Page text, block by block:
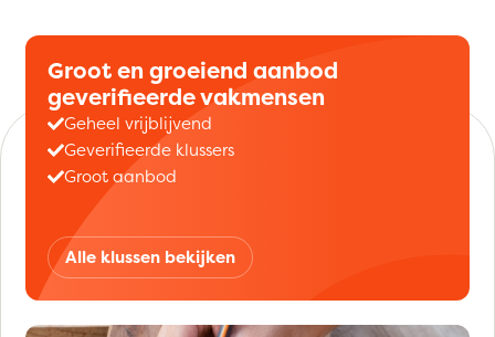
Groot en groeiend aanbod
geverifieerde vakmensen
Geheel vrijblijvend
Geverifieerde klussers
Groot aanbod
Alle klussen bekijken